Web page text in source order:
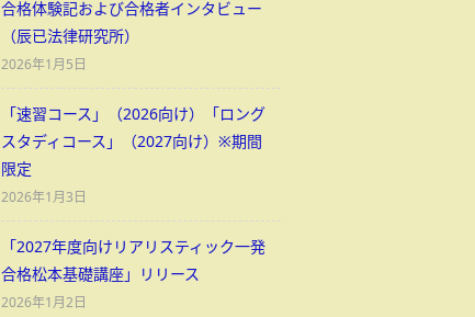
合格体験記および合格者インタビュー
（辰已法律研究所）
2026年1月5日
「速習コース」（2026向け）「ロング
スタディコース」（2027向け）※期間
限定
2026年1月3日
「2027年度向けリアリスティック一発
合格松本基礎講座」リリース
2026年1月2日